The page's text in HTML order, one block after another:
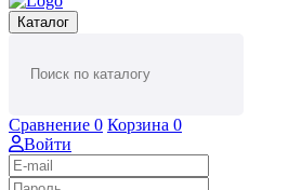
Каталог
Сравнение 0 Корзина 0
Войти